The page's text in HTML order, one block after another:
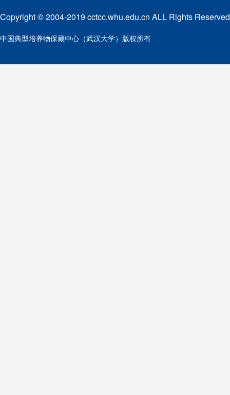
Copyright © 2004-2019 cctcc.whu.edu.cn ALL Rights
中国典型培养物保藏中心（武汉大学）版权所有